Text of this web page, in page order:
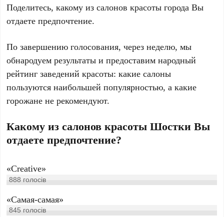
Поделитесь, какому из салонов красоты города Вы
отдаете предпочтение.
По завершению голосования, через неделю, мы
обнародуем результаты и предоставим народный
рейтинг заведений красоты: какие салоны
пользуются наибольшей популярностью, а какие
горожане не рекомендуют.
Какому из салонов красоты Шостки Вы
отдаете предпочтение?
«Creative»
888 голосів
«Самая-самая»
845 голосів